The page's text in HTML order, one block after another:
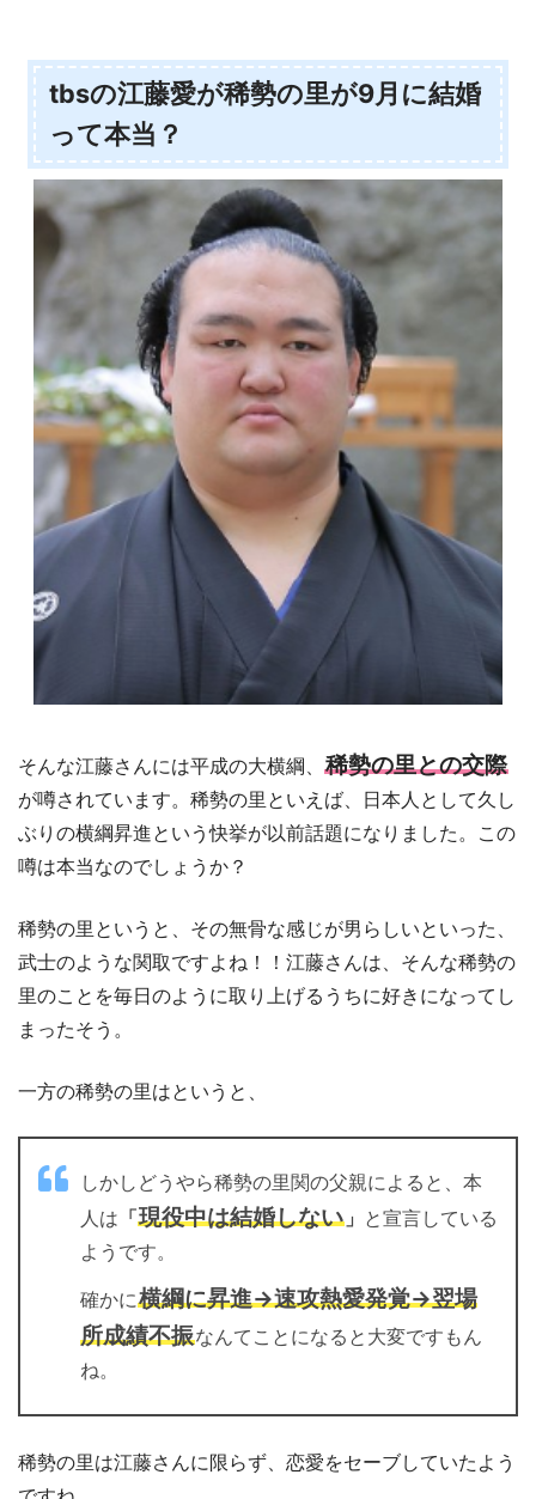
tbsの江藤愛が稀勢の里が9月に結婚
って本当？
そんな江藤さんには平成の大横綱、 稀勢の里との交際
が噂されています。稀勢の里といえば、日本人として久し
ぶりの横綱昇進という快挙が以前話題になりました。この
噂は本当なのでしょうか？
稀勢の里というと、その無骨な感じが男らしいといった、
武士のような関取ですよね！！江藤さんは、そんな稀勢の
里のことを毎日のように取り上げるうちに好きになってし
まったそう。
一方の稀勢の里はというと、
しかしどうやら稀勢の里関の父親によると、本
人は 「現役中は結婚しない 」 と宣言している
ようです。
確かに横綱に昇進→速攻熱愛発覚→翌場
所成績不振なんてことになると大変ですもん
ね。
稀勢の里は江藤さんに限らず、恋愛をセーブしていたよう